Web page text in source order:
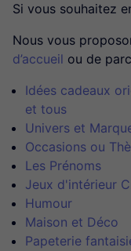
Si vous souhaitez
Nous vous
d’accueil ou de
Idées cadeaux
et tous
Univers et
Occasions ou
Les Prénoms
Jeux d'intérieur
Humour
Maison et Déco
Papeterie